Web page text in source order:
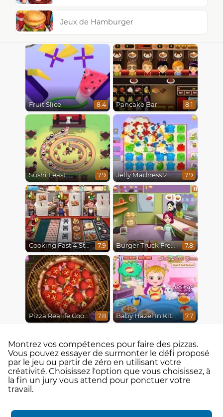
Jeux de Hamburger
Fruit Slice 8.4 Pancake Bar 8.1
Sushi Feast 7.9 Jelly Madness 2 7.9
Cooking Fast 4 Steak 7.9 Burger Truck Frenzy 7.8
Pizza Realife Cooking 7.8 Baby Hazel In Kitchen 7.7
Montrez vos compétences pour faire des pizzas.
Vous pouvez essayer de surmonter le défi proposé
par le jeu ou partir de zéro en utilisant votre
créativité. Choisissez l'option que vous choisissez, à
la fin un jury vous attend pour ponctuer votre
travail.